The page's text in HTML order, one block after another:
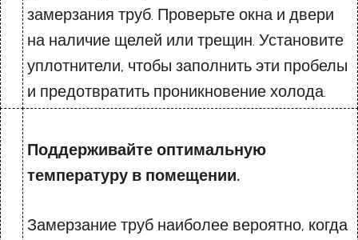
замерзания труб. Проверьте окна и двери
на наличие щелей или трещин. Установите
уплотнители, чтобы заполнить эти пробелы
и предотвратить проникновение холода.
Поддерживайте оптимальную
температуру в помещении.
Замерзание труб наиболее вероятно, когда